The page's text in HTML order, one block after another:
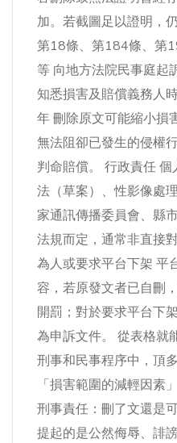
加。若截圖足以證明，
第18條、第184條、第
等 向地方法院民事庭起
知悉損害及賠償義務人
年 刪除原文可能縮小損
無法阻卻已發生的侵權
判命賠償。 行政責任
法（草案）、性影像處
家通訊傳播委員會、縣
法規而定，通常非直接
為人或要求平台下架 平
容，若原發文者已自刪
開罰；對於要求平台下
為申訴文件。 從表格就
刑事和民事程序中，頂
「損害範圍的減輕因素
刑事責任：刪了文還是
提起的是公然侮辱、誹